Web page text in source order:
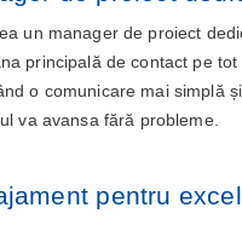
un manager de proiect
principală de contact pe tot
o comunicare mai simplă
va avansa fără probleme.
pentru